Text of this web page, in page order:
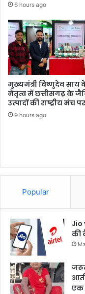
6 hours ago
मुख्यमंत्री विष्णुदेव साय
नेतृत्व में छत्तीसगढ़ के
उत्पादों की राष्ट्रीय मंच
9 hours ago
Popular
Jio
की
एक